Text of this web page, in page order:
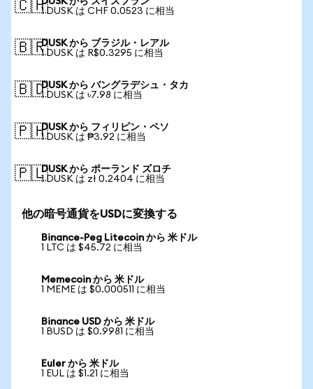
🇨🇭1 DUSK は CHF 0.0523 に相当
🇧🇷DUSK から ブラジル・レアル
1 DUSK は R$0.3295 に相当
🇧🇩DUSK から バングラデシュ・タカ
1 DUSK は ৳7.98 に相当
🇵🇭DUSK から フィリピン・ペソ
1 DUSK は ₱3.92 に相当
🇵🇱DUSK から ポーランド ズロチ
1 DUSK は zł 0.2404 に相当
他の暗号通貨をUSDに変換する
Binance-Peg Litecoin から 米ドル
1 LTC は $45.72 に相当
Memecoin から 米ドル
1 MEME は $0.000511 に相当
Binance USD から 米ドル
1 BUSD は $0.9981 に相当
Euler から 米ドル
1 EUL は $1.21 に相当